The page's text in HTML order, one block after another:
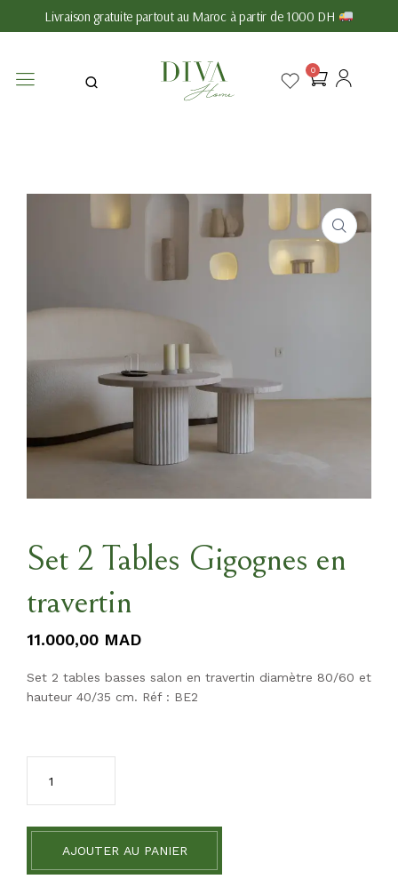
Livraison gratuite partout au Maroc à partir de 1000 DH
0
Set 2 Tables Gigognes en
travertin
11.000,00 MAD
Set 2 tables basses salon en travertin diamètre 80/60 et
hauteur 40/35 cm. Réf : BE2
AJOUTER AU PANIER